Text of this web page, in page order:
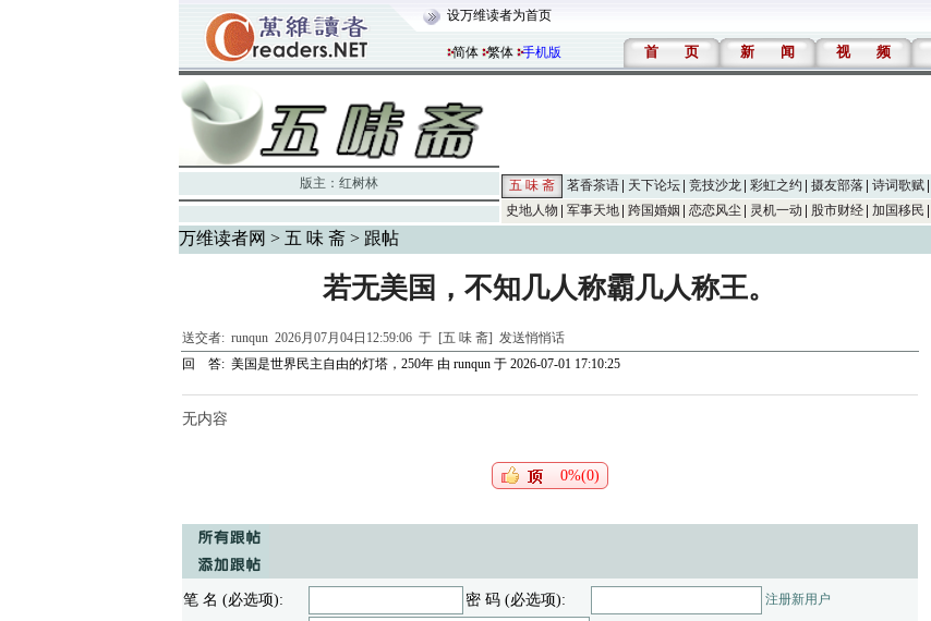
设万维读者为首页
简体 繁体 手机版 首 页 新 闻 视 频
版主： 红树林 五 味 斋 茗香茶语 天下论坛 竞技沙龙 彩虹之约 摄友部落 诗词歌赋
史地人物
军事天地 跨国婚姻 恋恋风尘 灵机一动 股市财经 加国移民
万维读者网 > 五 味 斋> 跟帖
若无美国，不知几人称霸几人称王。
送交者: runqun2026月07月04日12:59:06 于 [五 味 斋] 发送悄悄话
回 答: 美国是世界民主自由的灯塔，250年由 runqun于 2026-07-01 17:10:25
无内容
0%(0)
笔 名 (必选项): 密 码 (必选项): 注册新用户